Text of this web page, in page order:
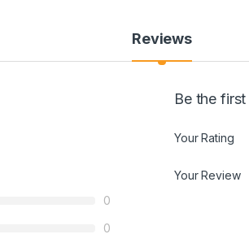
Reviews
0
0
Be the
Your Rating
Your Review